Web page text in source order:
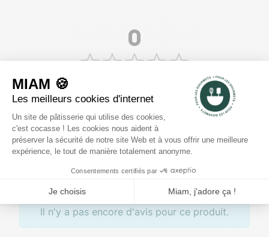
0
5
4
2
1
Rédiger un avis
Il n'y a pas encore d'avis pour ce produit.